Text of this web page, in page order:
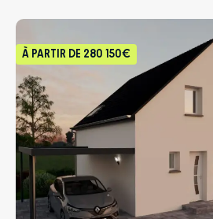
À PARTIR DE 280 150€